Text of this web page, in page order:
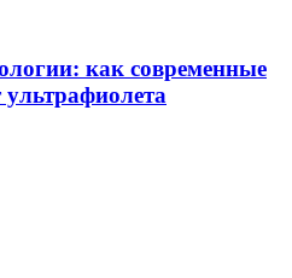
как современные